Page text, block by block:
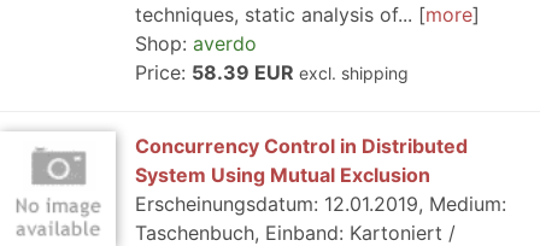
techniques, static analysis of...
more
Shop: averdo
Price: 58.39 EUR excl. shipping
Concurrency Control in Distributed
System Using Mutual Exclusion
Erscheinungsdatum: 12.01.2019, Medium:
Taschenbuch, Einband: Kartoniert /